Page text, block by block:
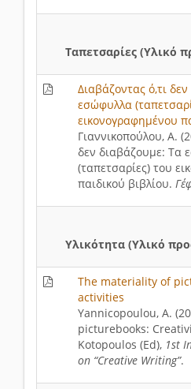
Ταπετσαρίες (Υλικό
Διαβάζοντας ό,τι
εσώφυλλα
εικονογραφημένου
Γιαννικοπούλου, Α.
δεν διαβάζουμε: Τα
(ταπετσαρίες) του
παιδικού βιβλίου.
Υλικότητα (Υλικό
The materiality of
activities
Yannicopoulou, A.
picturebooks:
Kotopoulos (Ed), 1st
on “Creative Writing”.